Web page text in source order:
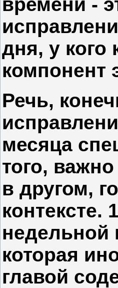
дня, у кого
компонент
Речь,
месяца
того,
в другом,
контексте.
недельной
которая
главой